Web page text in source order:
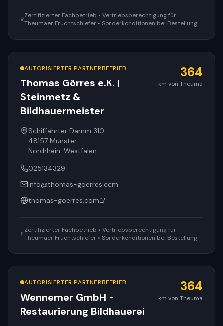
Zertifizierter Fachbetrieb • Vertriebsberechtigung für
Theumaer Fruchtschiefer • Sonderkonditionen bei Bestellung
AUTORISIERTER PARTNERBETRIEB
Thomas Görres e.K. |
Steinmetz &
Bildhauermeister
364
km von Theuma
Schiffahrter Damm 310
48157 Münster
Nordrhein-Westfalen
025134329
info@thomas-goerres.com
thomas-goerres.com
Zertifizierter Fachbetrieb • Vertriebsberechtigung für
Theumaer Fruchtschiefer • Sonderkonditionen bei Bestellung
AUTORISIERTER PARTNERBETRIEB
Wennemer GmbH -
Restaurierung Bildhauerei
364
km von Theuma